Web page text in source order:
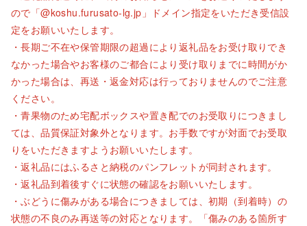
ので「@koshu.furusato-lg.jp」ドメイン指定をいただき受信設
定をお願いいたします。
・長期ご不在や保管期限の超過により返礼品をお受け取りでき
なかった場合やお客様のご都合により受け取りまでに時間がか
かった場合は、再送・返金対応は行っておりませんのでご注意
ください。
・青果物のため宅配ボックスや置き配でのお受取りにつきまし
ては、品質保証対象外となります。お手数ですが対面でお受取
りをいただきますようお願いいたします。
・返礼品にはふるさと納税のパンフレットが同封されます。
・返礼品到着後すぐに状態の確認をお願いいたします。
・ぶどうに傷みがある場合につきましては、初期（到着時）の
状態の不良のみ再送等の対応となります。「傷みのある箇所す